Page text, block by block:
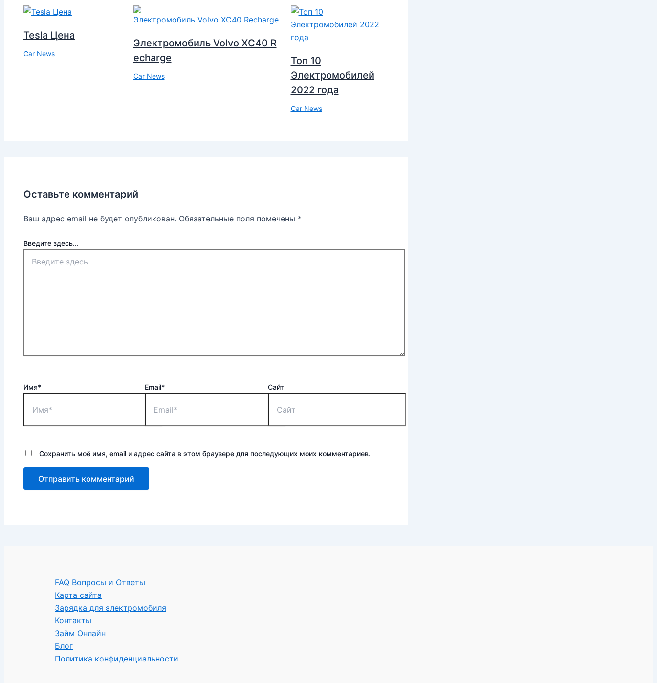
Tesla Цена
Car News
Электромобиль Volvo XC40 R
echarge
Car News
Топ 10
Электромобилей
2022 года
Car News
Оставьте комментарий
Ваш адрес email не будет опубликован. Обязательные поля помечены *
Введите здесь...
Имя* Email* Сайт
Сохранить моё имя, email и адрес сайта в этом браузере для последующих моих комментариев.
FAQ Вопросы и Ответы
Карта сайта
Зарядка для электромобиля
Контакты
Займ Онлайн
Блог
Политика конфиденциальности